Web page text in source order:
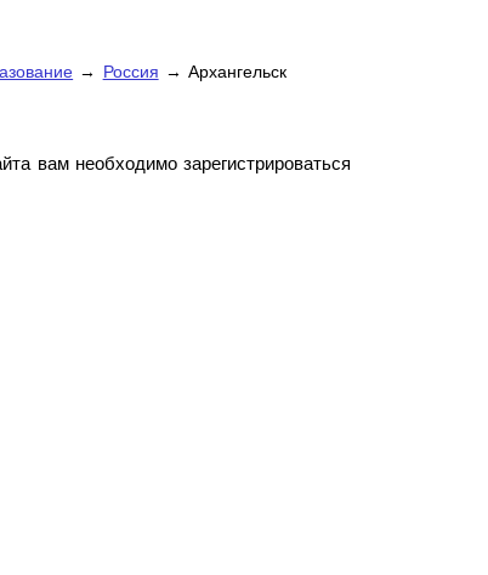
→ Россия → Архангельск
вам необходимо зарегистрироваться